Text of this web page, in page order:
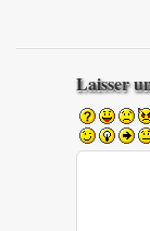
Laisser